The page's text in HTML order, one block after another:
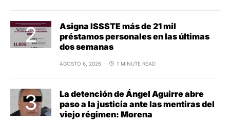
Asigna ISSSTE más de 21 mil
préstamos personales en las últimas
dos semanas
AGOSTO 6, 2026 1 MINUTE READ
La detención de Ángel Aguirre abre
paso a la justicia ante las mentiras del
viejo régimen: Morena